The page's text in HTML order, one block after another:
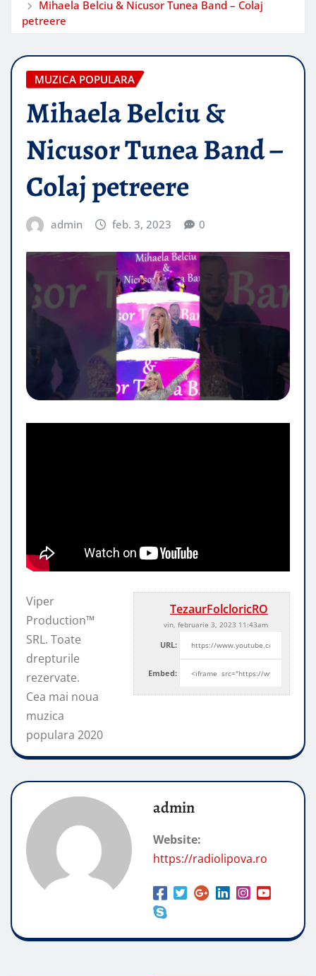
Mihaela Belciu & Nicusor Tunea Band – Colaj
petreere
MUZICA POPULARA
Mihaela Belciu &
Nicusor Tunea Band –
Colaj petreere
admin feb. 3, 2023 0
TezaurFolcloricRO
vin, februarie 3, 2023 11:43am
URL:
Embed:
Viper
Production™
SRL. Toate
drepturile
rezervate.
Cea mai noua
muzica
populara 2020
admin
Website:
https://radiolipova.ro